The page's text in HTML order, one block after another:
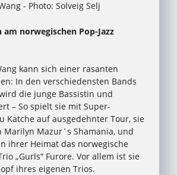
am norwegischen Pop-Jazz
kann sich einer rasanten
In den verschiedensten Bands
die junge Bassistin und
– So spielt sie mit Super-
Katche auf ausgedehnter Tour, sie
Marilyn Mazur´s Shamania, und
ihrer Heimat das norwegische
„Gurls“ Furore. Vor allem ist sie
ihres eigenen Trios.